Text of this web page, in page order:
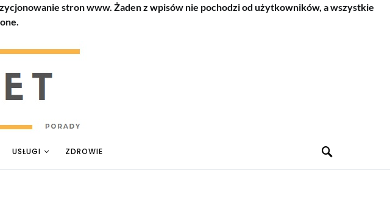
stron www. Żaden z wpisów nie pochodzi od użytkowników, a wszystkie
USŁUGI ZDROWIE